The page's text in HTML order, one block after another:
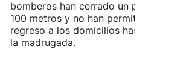
bomberos han cerrado un perímetro
100 metros y no han permitido el
regreso a los domicilios hasta la una
la madrugada.